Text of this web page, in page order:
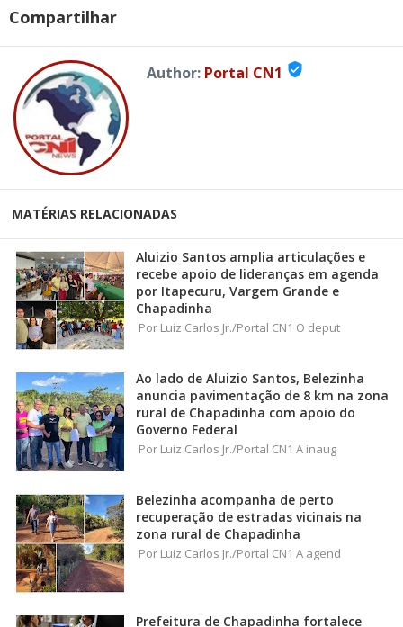
Compartilhar
Author: Portal CN1 verified_user
MATÉRIAS RELACIONADAS
Aluizio Santos amplia articulações e
recebe apoio de lideranças em agenda
por Itapecuru, Vargem Grande e
Chapadinha
Por Luiz Carlos Jr./Portal CN1 O deput
Ao lado de Aluizio Santos, Belezinha
anuncia pavimentação de 8 km na zona
rural de Chapadinha com apoio do
Governo Federal
Por Luiz Carlos Jr./Portal CN1 A inaug
Belezinha acompanha de perto
recuperação de estradas vicinais na
zona rural de Chapadinha
Por Luiz Carlos Jr./Portal CN1 A agend
Prefeitura de Chapadinha fortalece